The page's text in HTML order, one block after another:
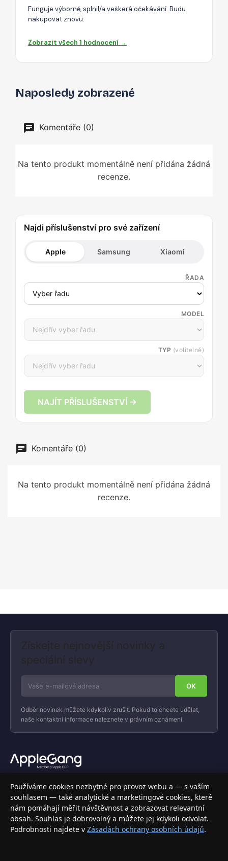
Funguje výborně, splnil/a veškerá očekávání. Budu
nakupovat znovu.
Zobrazit všech 1 hodnocení →
Naposledy zobrazené
Komentáře (0)
Na tento produkt momentálně není přidána žádná
recenze.
Najdi příslušenství pro své zařízení
Apple Samsung Xiaomi
ŘADA
MODEL
TYP (volitelně)
NAJÍT PŘÍSLUŠENSTVÍ →
Komentáře (0)
Na tento produkt momentálně není přidána žádná
recenze.
Získejte nejnovější novinky a
speciální slevy
Odběr novinek můžete kdykoliv zrušit. Pokud to chcete udělat,
naše kontaktní informace naleznete v právním oznámení.
Váš specializovaný obchod s Apple produkty, příslušenstvím a
elektronikou. Nakupujte bezpečně a s jistotou.
INFORMACE
Doprava a doručení
Používáme cookies nezbytné pro provoz webu a — s vaším
souhlasem — také analytické a marketingové cookies, které
nám pomáhají měřit návštěvnost a zobrazovat relevantní
obsah. Souhlas je dobrovolný a můžete jej kdykoli odvolat.
Podrobnosti najdete v Zásadách ochrany osobních údajů.